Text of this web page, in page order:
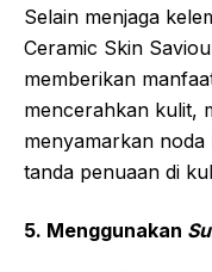
Selain menjaga
Ceramic Skin
memberikan
mencerahkan kulit,
menyamarkan
tanda penuaan di
5. Menggunakan